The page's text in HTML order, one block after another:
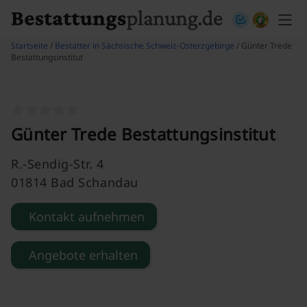
Startseite / Bestatter in Sächsische Schweiz-Osterzgebirge / Günter Trede
Bestattungsinstitut
Günter Trede Bestattungsinstitut
R.-Sendig-Str. 4
01814 Bad Schandau
Kontakt aufnehmen
Angebote erhalten